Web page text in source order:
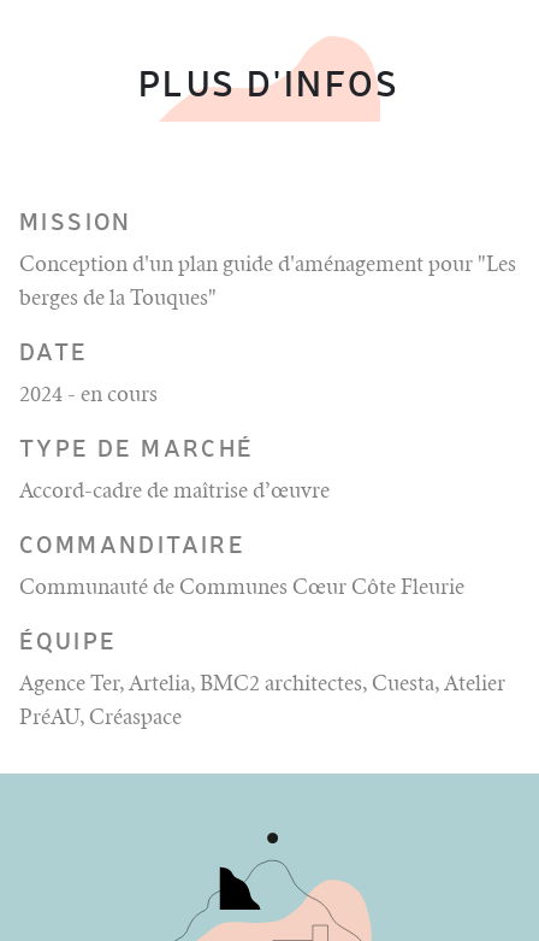
PLUS D'INFOS
MISSION
Conception d'un plan guide d'aménagement pour "Les
berges de la Touques"
DATE
2024 - en cours
TYPE DE MARCHÉ
Accord-cadre de maîtrise d’œuvre
COMMANDITAIRE
Communauté de Communes Cœur Côte Fleurie
ÉQUIPE
Agence Ter, Artelia, BMC2 architectes, Cuesta, Atelier
PréAU, Créaspace